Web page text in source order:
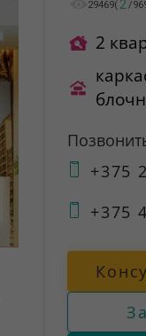
29469( 2 /
2
+375
+375